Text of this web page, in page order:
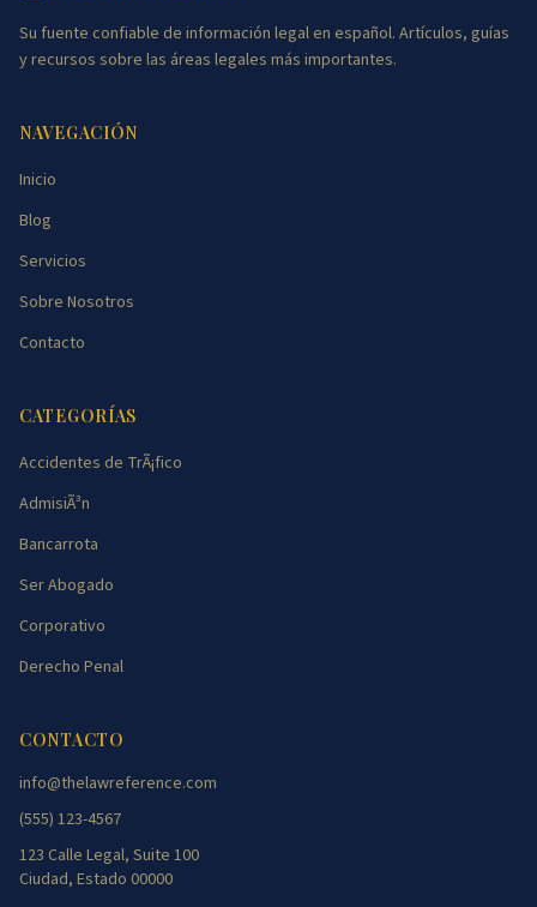
Su fuente confiable de información legal en español. Artículos, guías
y recursos sobre las áreas legales más importantes.
NAVEGACIÓN
Inicio
Blog
Servicios
Sobre Nosotros
Contacto
CATEGORÍAS
Accidentes de TrÃ¡fico
AdmisiÃ³n
Bancarrota
Ser Abogado
Corporativo
Derecho Penal
CONTACTO
info@thelawreference.com
(555) 123-4567
123 Calle Legal, Suite 100
Ciudad, Estado 00000